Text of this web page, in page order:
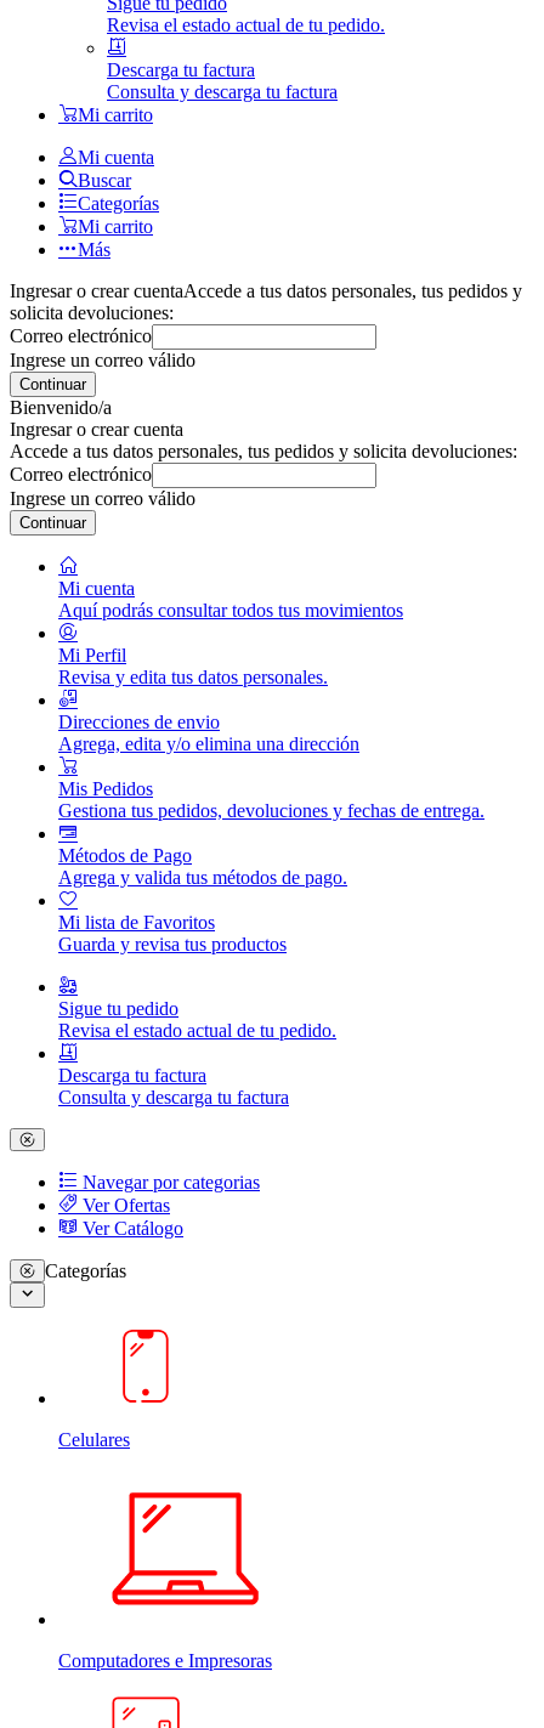
Revisa el estado actual de tu pedido.
Descarga tu factura
Consulta y descarga tu factura
Mi carrito
Mi cuenta
Buscar
Categorías
Mi carrito
Más
Ingresar o crear cuentaAccede a tus datos personales, tus pedidos y
solicita devoluciones:
Correo electrónico
Ingrese un correo válido
Continuar
Bienvenido/a
Ingresar o crear cuenta
Accede a tus datos personales, tus pedidos y solicita devoluciones:
Correo electrónico
Ingrese un correo válido
Continuar
Mi cuenta
Aquí podrás consultar todos tus movimientos
Mi Perfil
Revisa y edita tus datos personales.
Direcciones de envio
Agrega, edita y/o elimina una dirección
Mis Pedidos
Gestiona tus pedidos, devoluciones y fechas de entrega.
Métodos de Pago
Agrega y valida tus métodos de pago.
Mi lista de Favoritos
Guarda y revisa tus productos
Sigue tu pedido
Revisa el estado actual de tu pedido.
Descarga tu factura
Consulta y descarga tu factura
Navegar por categorias
Ver Ofertas
Ver Catálogo
Categorías
Celulares
Computadores e Impresoras